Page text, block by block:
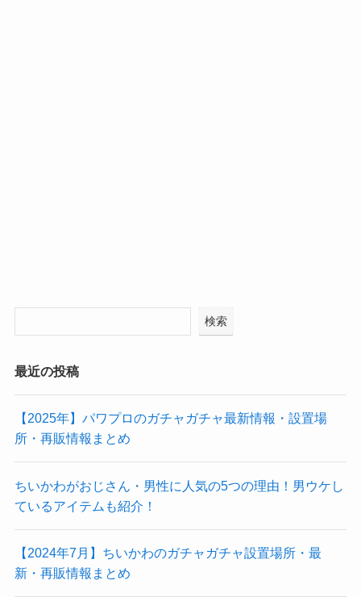
検索
最近の投稿
【2025年】パワプロのガチャガチャ最新情報・設置場
所・再販情報まとめ
ちいかわがおじさん・男性に人気の5つの理由！男ウケし
ているアイテムも紹介！
【2024年7月】ちいかわのガチャガチャ設置場所・最
新・再販情報まとめ